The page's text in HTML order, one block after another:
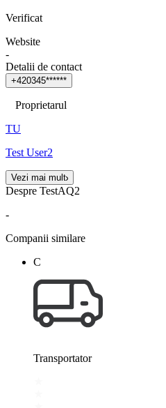
Verificat
Website
-
Detalii de contact
+420345******
Proprietarul
TU
Test User2
Vezi mai mult
Despre TestAQ2
-
Companii similare
C
Transportator